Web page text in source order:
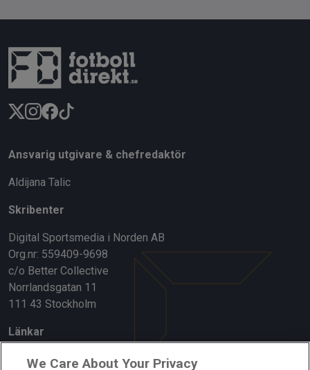
Ansvarig utgivare & chefredaktör
Aldijana Talic
Skribenter
Digital Sportsmedia i Norden AB
Org.nr: 559409-9698
c/o Better Collective
Norrlandsgatan 11
111 43 Stockholm
Länkar
Om oss
We Care About Your Privacy